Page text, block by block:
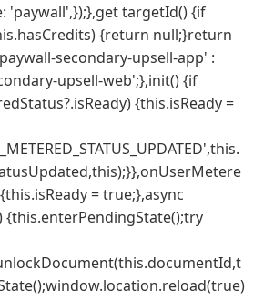
'paywall',});},get targetId() {if
{return null;}return
secondary-upsell-app' :
upsell-web';},init() {if
{this.isReady =
= true;},async
{this.enterPendingState();try